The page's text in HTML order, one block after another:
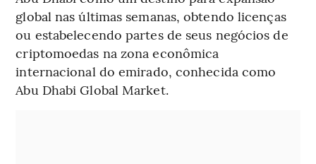
global nas últimas semanas, obtendo licenças
ou estabelecendo partes de seus negócios de
criptomoedas na zona econômica
internacional do emirado, conhecida como
Abu Dhabi Global Market.